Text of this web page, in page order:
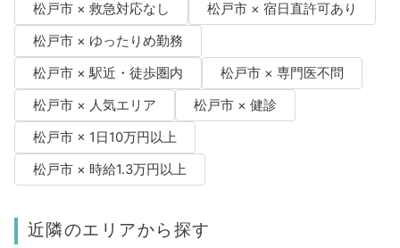
松戸市 × 救急対応なし
松戸市 × 宿日直許可あり
松戸市 × ゆったりめ勤務
松戸市 × 駅近・徒歩圏内
松戸市 × 専門医不問
松戸市 × 人気エリア
松戸市 × 健診
松戸市 × 1日10万円以上
松戸市 × 時給1.3万円以上
近隣のエリアから探す